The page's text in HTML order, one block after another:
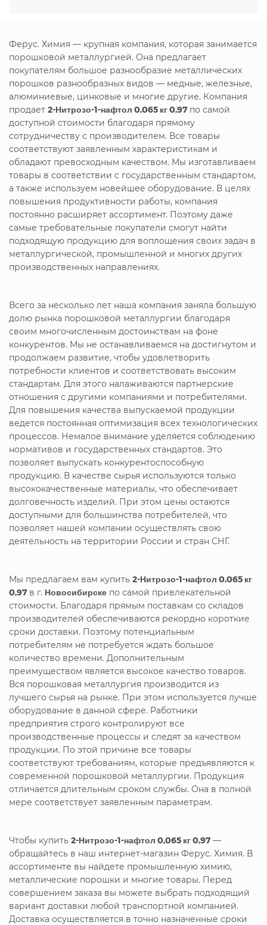
Ферус. Химия — крупная компания, которая занимается
порошковой металлургией. Она предлагает
покупателям большое разнообразие металлических
порошков разнообразных видов — медные, железные,
алюминиевые, цинковые и многие другие. Компания
продает 2-Нитрозо-1-нафтол 0,065 кг 0,97 по самой
доступной стоимости благодаря прямому
сотрудничеству с производителем. Все товары
соответствуют заявленным характеристикам и
обладают превосходным качеством. Мы изготавливаем
товары в соответствии с государственным стандартом,
а также используем новейшее оборудование. В целях
повышения продуктивности работы, компания
постоянно расширяет ассортимент. Поэтому даже
самые требовательные покупатели смогут найти
подходящую продукцию для воплощения своих задач в
металлургической, промышленной и многих других
производственных направлениях.
Всего за несколько лет наша компания заняла большую
долю рынка порошковой металлургии благодаря
своим многочисленным достоинствам на фоне
конкурентов. Мы не останавливаемся на достигнутом и
продолжаем развитие, чтобы удовлетворить
потребности клиентов и соответствовать высоким
стандартам. Для этого налаживаются партнерские
отношения с другими компаниями и потребителями.
Для повышения качества выпускаемой продукции
ведется постоянная оптимизация всех технологических
процессов. Немалое внимание уделяется соблюдению
нормативов и государственных стандартов. Это
позволяет выпускать конкурентоспособную
продукцию. В качестве сырья используются только
высококачественные материалы, что обеспечивает
долговечность изделий. При этом цены остаются
доступными для большинства потребителей, что
позволяет нашей компании осуществлять свою
деятельность на территории России и стран СНГ.
Мы предлагаем вам купить 2-Нитрозо-1-нафтол 0,065 кг
0,97 в г. Новосибирске по самой привлекательной
стоимости. Благодаря прямым поставкам со складов
производителей обеспечиваются рекордно короткие
сроки доставки. Поэтому потенциальным
потребителям не потребуется ждать большое
количество времени. Дополнительным
преимуществом является высокое качество товаров.
Вся порошковая металлургия производится из
лучшего сырья на рынке. При этом используется лучше
оборудование в данной сфере. Работники
предприятия строго контролируют все
производственные процессы и следят за качеством
продукции. По этой причине все товары
соответствуют требованиям, которые предъявляются к
современной порошковой металлургии. Продукция
отличается длительным сроком службы. Она в полной
мере соответствует заявленным параметрам.
Чтобы купить 2-Нитрозо-1-нафтол 0,065 кг 0,97 —
обращайтесь в наш интернет-магазин Ферус. Химия. В
ассортименте вы найдете промышленную химию,
металлические порошки и многие товары. Перед
совершением заказа вы можете выбрать подходящий
вариант доставки любой транспортной компанией.
Доставка осуществляется в точно назначенные сроки